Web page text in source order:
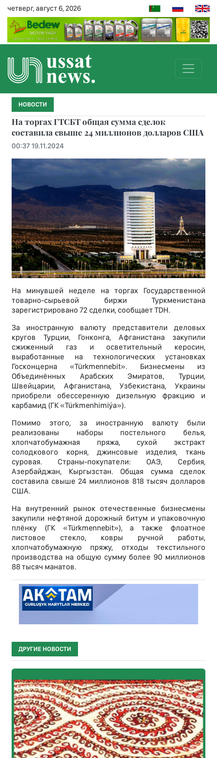
четверг, август 6, 2026
НОВОСТИ
На торгах ГТСБТ общая сумма сделок
составила свыше 24 миллионов долларов США
00:37 19.11.2024
На минувшей неделе на торгах Государственной
товарно-сырьевой биржи Туркменистана
зарегистрировано 72 сделки, сообщает TDH.
За иностранную валюту представители деловых
кругов Турции, Гонконга, Афганистана закупили
сжиженный газ и осветительный керосин,
выработанные на технологических установках
Госконцерна «Türkmennebit». Бизнесмены из
Объединённых Арабских Эмиратов, Турции,
Швейцарии, Афганистана, Узбекистана, Украины
приобрели обессеренную дизельную фракцию и
карбамид (ГК «Türkmenhimiýa»).
Помимо этого, за иностранную валюту были
реализованы наборы постельного белья,
хлопчатобумажная пряжа, сухой экстракт
солодкового корня, джинсовые изделия, ткань
суровая. Страны-покупатели: ОАЭ, Сербия,
Азербайджан, Кыргызстан. Общая сумма сделок
составила свыше 24 миллионов 818 тысяч долларов
США.
На внутренний рынок отечественные бизнесмены
закупили нефтяной дорожный битум и упаковочную
плёнку (ГК «Türkmennebit»), а также флоатное
листовое стекло, ковры ручной работы,
хлопчатобумажную пряжу, отходы текстильного
производства на общую сумму более 90 миллионов
88 тысяч манатов.
ДРУГИЕ НОВОСТИ